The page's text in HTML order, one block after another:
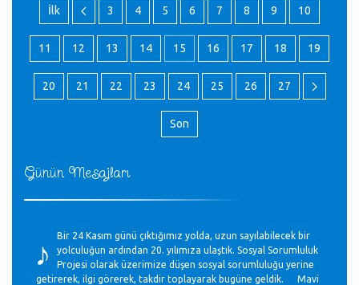
Günün Mesajları
♪
Bir 24 Kasım günü çıktığımız yolda, uzun sayılabilecek bir
yolculuğun ardından 20. yılımıza ulaştık. Sosyal Sorumluluk
Projesi olarak üzerimize düşen sosyal sorumluluğu yerine
getirerek, ilgi görerek, takdir toplayarak bugüne geldik. Mavi
İlk 3 4 5 6 7 8 9 10
11 12 13 14 15 16 17 18 19
20 21 22 23 24 25 26 27
Son